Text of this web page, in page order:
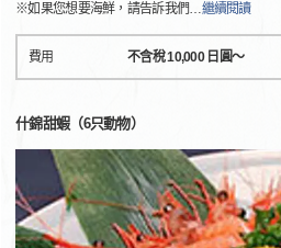
※如果您想要海鮮，請告訴我們…繼續閱讀
費用 不含稅 10,000 日圓～
什錦甜蝦（6只動物）